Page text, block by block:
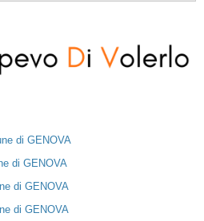
di GENOVA
di GENOVA
di GENOVA
di GENOVA